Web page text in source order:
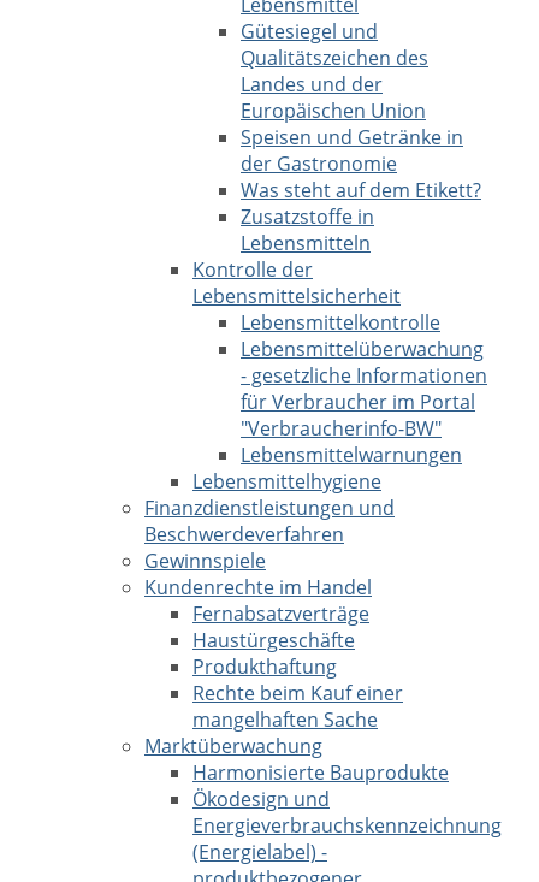
Gütesiegel und
Qualitätszeichen des
Landes und der
Europäischen Union
Speisen und Getränke in
der Gastronomie
Was steht auf dem Etikett?
Zusatzstoffe in
Lebensmitteln
Kontrolle der
Lebensmittelsicherheit
Lebensmittelkontrolle
Lebensmittelüberwachung
- gesetzliche Informationen
für Verbraucher im Portal
"Verbraucherinfo-BW"
Lebensmittelwarnungen
Lebensmittelhygiene
Finanzdienstleistungen und
Beschwerdeverfahren
Gewinnspiele
Kundenrechte im Handel
Fernabsatzverträge
Haustürgeschäfte
Produkthaftung
Rechte beim Kauf einer
mangelhaften Sache
Marktüberwachung
Harmonisierte Bauprodukte
Ökodesign und
Energieverbrauchskennzeichnung
(Energielabel) -